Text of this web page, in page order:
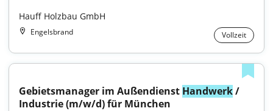
Hauff Holzbau GmbH
Engelsbrand Vollzeit
Gebietsmanager im Außendienst Handwerk /
Industrie (m/w/d) für München